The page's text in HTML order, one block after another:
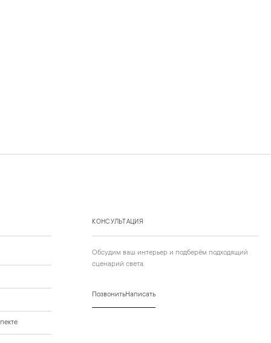
КОНСУЛЬТАЦИЯ
Обсудим ваш интерьер и подберём подходящий
сценарий света.
ПозвонитьНаписать